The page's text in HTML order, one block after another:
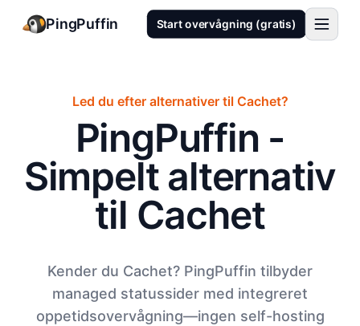
PingPuffin Start overvågning (gratis)
Led du efter alternativer til Cachet?
PingPuffin -
Simpelt alternativ
til Cachet
Kender du Cachet? PingPuffin tilbyder
managed statussider med integreret
oppetidsovervågning—ingen self-hosting